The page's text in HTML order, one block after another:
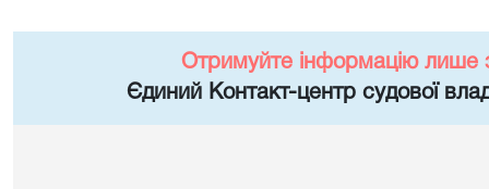
Отримуйте інформацію лише
Єдиний Контакт-центр судової